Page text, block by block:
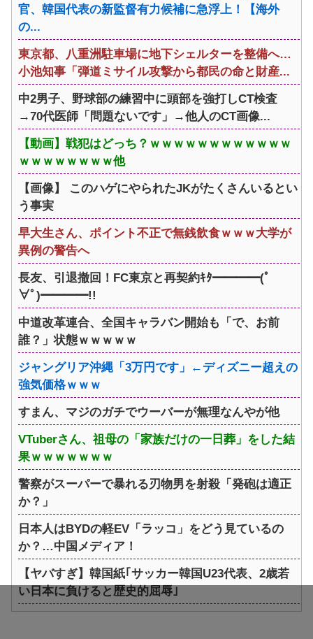
官、韓国代表の新監督有力候補に急浮上！【海外
の...
東京都、八重洲駐車場に地下シェルターを整備へ…
小池知事「弾道ミサイル攻撃から都民の命と財産...
中2男子、野球部の練習中に頭部を強打しCT検査
→70代医師「問題ないです」→他人のCT画像...
【動画】戦犯はどっち？ｗｗｗｗｗｗｗｗｗｗｗｗ
ｗｗｗｗｗｗｗｗ他
【画像】 このハゲにやられたJKがたくさんいるとい
う事実
早大生さん、ポイント不正で無銭飲食ｗｗｗ大学が
異例の警告へ
長友、引退撤回！FC東京と再契約ｷﾀ━━━━(ﾟ
∀ﾟ)━━━━!!
中道改革連合、全国キャラバン開始も「で、お前
誰？」状態ｗｗｗｗｗ
ジャングリア沖縄「3万円です」←ディズニー超えの
強気価格ｗｗｗ
すまん、マジのガチでウーバーが無理なんやが他
VTuberさん、祖母の「家族だけの一日葬」をした結
果ｗｗｗｗｗｗｗ
警察がスーパーで暴れる刃物男を射殺「発砲は適正
か？」
日本人はBYDの軽EV「ラッコ」をどう見ているの
か？…中国メディア！
【ヤバすぎ】韓国紙｢サッカー韓国U23代表、2歳若
い日本に負けると歴史的屈辱｣